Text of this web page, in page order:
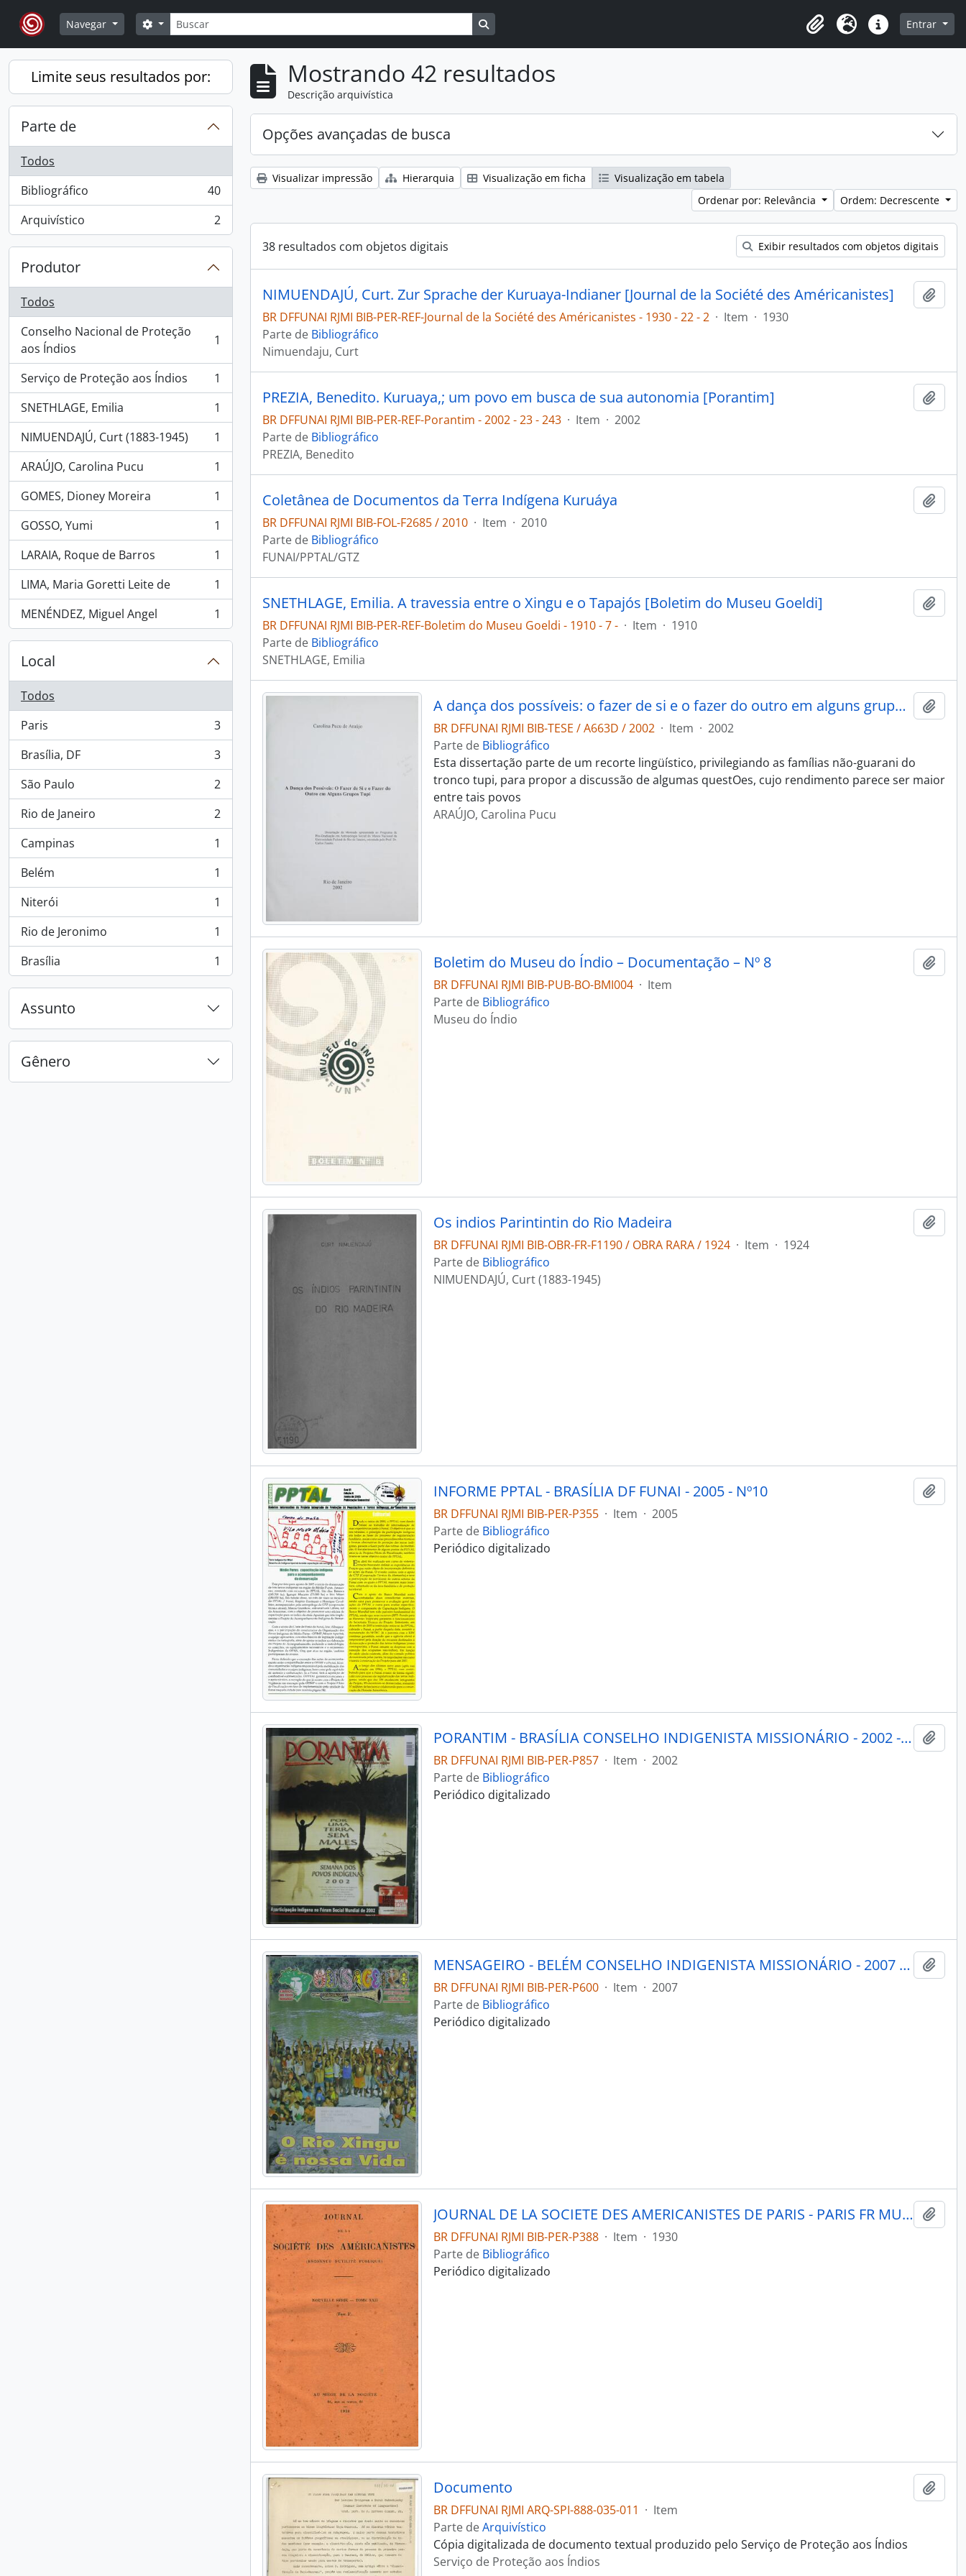
Skip to main content
Navegar
Buscar
Opções de busca
Área de Transferência
Idioma Atalhos Entrar
Limite seus resultados por:
Parte de
Todos
Bibliográfico
, 40 resultados
40
Arquivístico
, 2 resultados 2
Produtor
Todos
Conselho Nacional de Proteção
aos Índios
, 1 resultados 1
Serviço de Proteção aos Índios
, 1 resultados
1
SNETHLAGE, Emilia
, 1 resultados
1
NIMUENDAJÚ, Curt (1883-1945)
, 1 resultados
1
ARAÚJO, Carolina Pucu
, 1 resultados
1
GOMES, Dioney Moreira
, 1 resultados
1
GOSSO, Yumi
, 1 resultados
1
LARAIA, Roque de Barros
, 1 resultados
1
LIMA, Maria Goretti Leite de
, 1 resultados
1
MENÉNDEZ, Miguel Angel
, 1 resultados 1
Local
Todos
Paris
, 3 resultados
3
Brasília, DF
, 3 resultados
3
São Paulo
, 2 resultados
2
Rio de Janeiro
, 2 resultados
2
Campinas
, 1 resultados
1
Belém
, 1 resultados
1
Niterói
, 1 resultados
1
Rio de Jeronimo
, 1 resultados
1
Brasília
, 1 resultados 1
Assunto
Gênero
Mostrando 42 resultados
Descrição arquivística
Opções avançadas de busca
Visualizar impressão Hierarquia Visualização em ficha
Visualização em tabela
Ordenar por: Relevância
Ordem: Decrescente
38 resultados com objetos digitais Exibir resultados com objetos digitais
NIMUENDAJÚ, Curt. Zur Sprache der Kuruaya-Indianer [Journal de la Société des Américanistes]
BR DFFUNAI RJMI BIB-PER-REF-Journal de la Société des Américanistes - 1930 - 22 - 2 · Item · 1930
Parte de Bibliográfico
Nimuendaju, Curt
PREZIA, Benedito. Kuruaya,; um povo em busca de sua autonomia [Porantim]
BR DFFUNAI RJMI BIB-PER-REF-Porantim - 2002 - 23 - 243 · Item · 2002
Parte de Bibliográfico
PREZIA, Benedito
Coletânea de Documentos da Terra Indígena Kuruáya
BR DFFUNAI RJMI BIB-FOL-F2685 / 2010 · Item · 2010
Parte de Bibliográfico
FUNAI/PPTAL/GTZ
SNETHLAGE, Emilia. A travessia entre o Xingu e o Tapajós [Boletim do Museu Goeldi]
BR DFFUNAI RJMI BIB-PER-REF-Boletim do Museu Goeldi - 1910 - 7 - · Item · 1910
Parte de Bibliográfico
SNETHLAGE, Emilia
A dança dos possíveis: o fazer de si e o fazer do outro em alguns grupos Tupi
BR DFFUNAI RJMI BIB-TESE / A663D / 2002 · Item · 2002
Parte de Bibliográfico
Esta dissertação parte de um recorte lingüístico, privilegiando as famílias não-guarani do
tronco tupi, para propor a discussão de algumas questOes, cujo rendimento parece ser maior
entre tais povos
ARAÚJO, Carolina Pucu
Boletim do Museu do Índio – Documentação – Nº 8
BR DFFUNAI RJMI BIB-PUB-BO-BMI004 · Item
Parte de Bibliográfico
Museu do Índio
Os indios Parintintin do Rio Madeira
BR DFFUNAI RJMI BIB-OBR-FR-F1190 / OBRA RARA / 1924 · Item · 1924
Parte de Bibliográfico
NIMUENDAJÚ, Curt (1883-1945)
INFORME PPTAL - BRASÍLIA DF FUNAI - 2005 - Nº10
BR DFFUNAI RJMI BIB-PER-P355 · Item · 2005
Parte de Bibliográfico
Periódico digitalizado
PORANTIM - BRASÍLIA CONSELHO INDIGENISTA MISSIONÁRIO - 2002 - Nº243
BR DFFUNAI RJMI BIB-PER-P857 · Item · 2002
Parte de Bibliográfico
Periódico digitalizado
MENSAGEIRO - BELÉM CONSELHO INDIGENISTA MISSIONÁRIO - 2007 - Nº164
BR DFFUNAI RJMI BIB-PER-P600 · Item · 2007
Parte de Bibliográfico
Periódico digitalizado
JOURNAL DE LA SOCIETE DES AMERICANISTES DE PARIS - PARIS FR MUSEE DE L HOMME - 1930 - Nº22 - 02
BR DFFUNAI RJMI BIB-PER-P388 · Item · 1930
Parte de Bibliográfico
Periódico digitalizado
Documento
BR DFFUNAI RJMI ARQ-SPI-888-035-011 · Item
Parte deArquivístico
Cópia digitalizada de documento textual produzido pelo Serviço de Proteção aos Índios
Serviço de Proteção aos Índios